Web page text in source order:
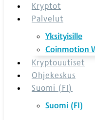
Kryptot
Palvelut
Yksityisille
Coinmotion
Kryptouutiset
Ohjekeskus
Suomi (FI)
Suomi (FI)